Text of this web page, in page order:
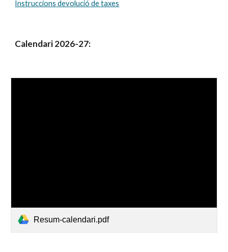
Instruccions devolució de taxes
Calendari 2026-27:
Resum-calendari.pdf